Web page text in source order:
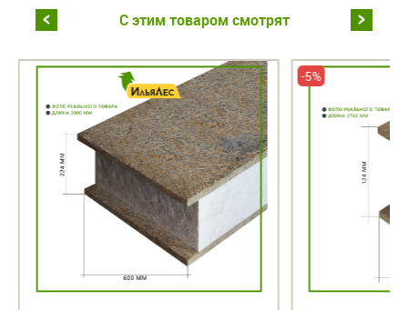
С этим товаром смотрят
-5%